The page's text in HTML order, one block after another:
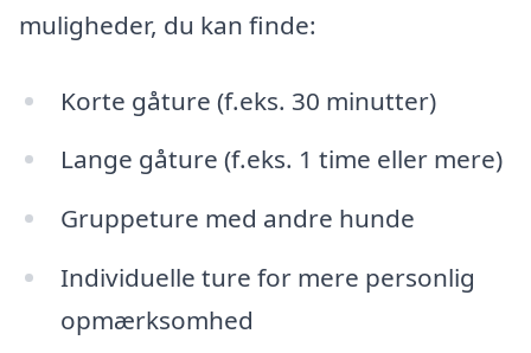
muligheder, du kan finde:
Korte gåture (f.eks. 30 minutter)
Lange gåture (f.eks. 1 time eller mere)
Gruppeture med andre hunde
Individuelle ture for mere personlig
opmærksomhed